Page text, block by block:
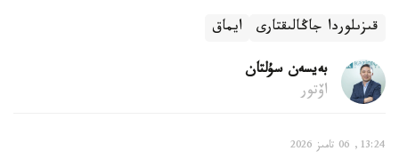
قىزىلوردا جاڭالىقتارى ايماق
بەيسەن سۇلتان
اۆتور
13:24, 06 تامىز 2026